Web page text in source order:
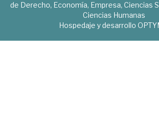
de Derecho, Economía, Empresa, Ciencias
Ciencias Humanas
Hospedaje y desarrollo